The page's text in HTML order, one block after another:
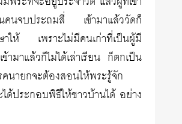
คนจบประถมสี่ เข้ามาแล้ววัดก็
าให้ เพราะไม่มีคนเก่าที่เป็นผู้มี
ามาแล้วก็ไม่ได้เล่าเรียน ก็ตกเป็น
นายกจะต้องสอนให้พระรู้จัก
ด้ประกอบพิธีให้ชาวบ้านได้ อย่าง